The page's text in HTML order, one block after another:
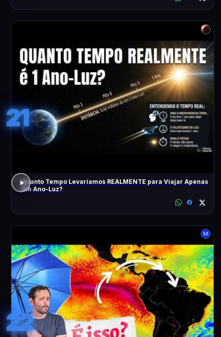
21
Quanto Tempo Levaríamos REALMENTE para Viajar Apenas
Um Ano-Luz?
22